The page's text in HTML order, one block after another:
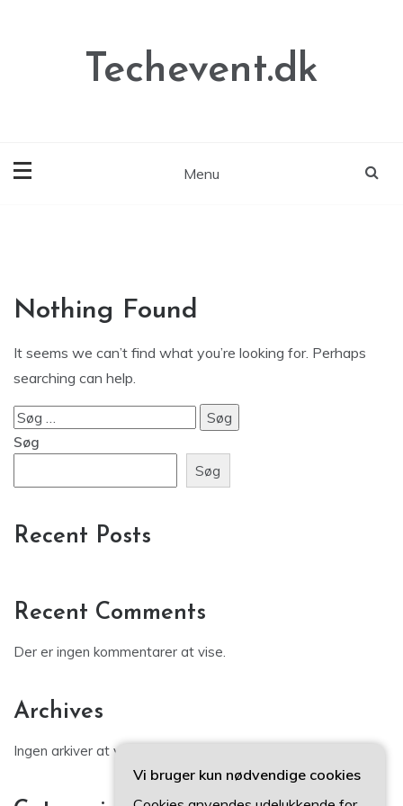
Techevent.dk
Menu
Nothing Found
It seems we can’t find what you’re looking for. Perhaps
searching can help.
Søg
efter:
Søg
Søg
Recent Posts
Recent Comments
Der er ingen kommentarer at vise.
Archives
Ingen arkiver at vise.
Vi bruger kun nødvendige cookies